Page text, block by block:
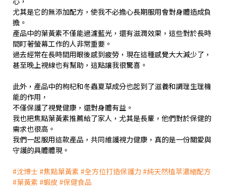
尤其是它的無添加配方，使我不必擔心長期服用會對身體造成負
擔。
產品中的葉黃素不僅能過濾藍光，還有滋潤效果，這些對於長時
間盯著螢幕工作的人非常重要。
過去經常在長時間用眼後感到疲勞，現在這種感覺大大減少了，
甚至晚上視線也有幫助，這點讓我很驚喜。
此外，產品中的枸杞和冬蟲夏草成分也起到了滋養和調理生理機
能的作用，
不僅保護了視覺健康，還對身體有益。
我也把焦點葉黃素推薦給了家人，尤其是長輩，他們對於保健的
需求也很高。
我們一起服用這款產品，共同維護視力健康，真的是一份關愛與
守護的具體體現。
#沈博士 #焦點葉黃素 #全方位打造保護力 #純天然植萃濃縮配方
#葉黃素 #蝦皮 #保健食品